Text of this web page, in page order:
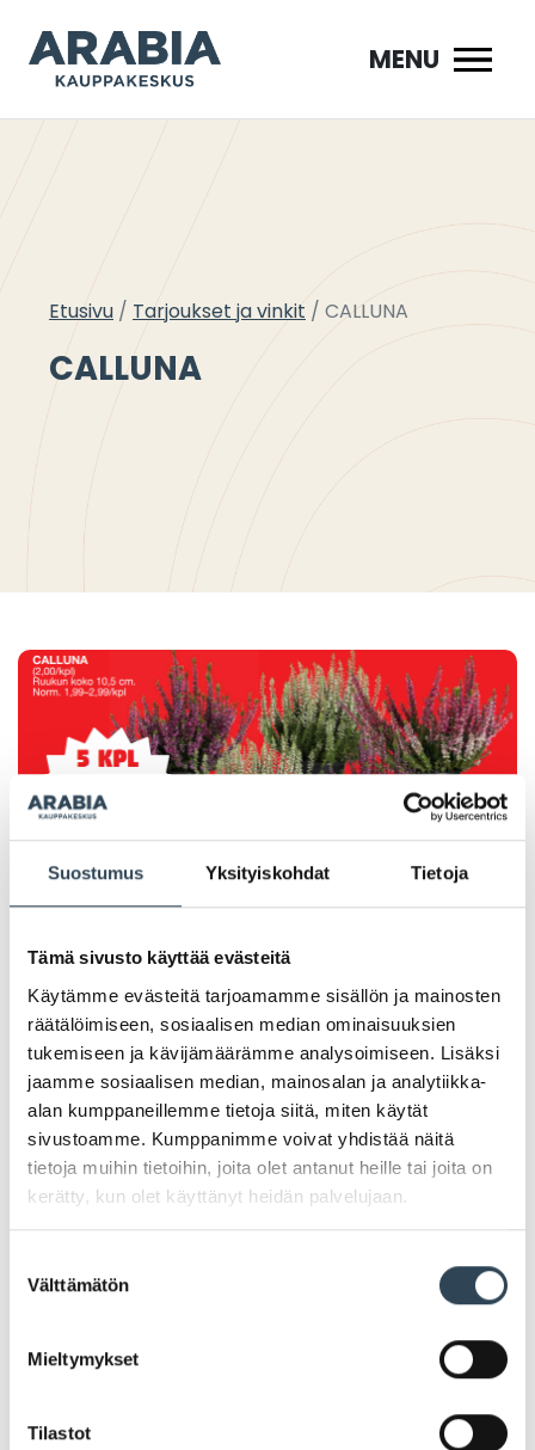
Suostumus Yksityiskohdat Tietoja
Tämä sivusto käyttää evästeitä
Käytämme evästeitä tarjoamamme sisällön ja mainosten
räätälöimiseen, sosiaalisen median ominaisuuksien
tukemiseen ja kävijämäärämme analysoimiseen. Lisäksi
jaamme sosiaalisen median, mainosalan ja analytiikka-
alan kumppaneillemme tietoja siitä, miten käytät
sivustoamme. Kumppanimme voivat yhdistää näitä
tietoja muihin tietoihin, joita olet antanut heille tai joita on
kerätty, kun olet käyttänyt heidän palvelujaan.
valinta
Välttämätön
Mieltymykset
Tilastot
sisältöön
MENU
Etusivu Tarjoukset ja vinkit CALLUNA
CALLUNA
PAHOITTELUT, TARJOUS EI OLE ENÄÄ VOIMASSA
CALLUNA
Ruukun koko 10,5 cm.
5KPL/ 10€